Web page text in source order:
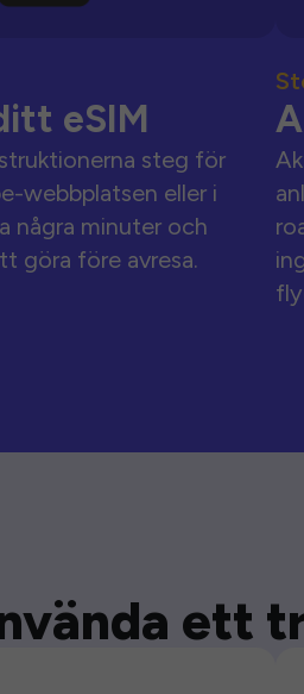
eSIM
steg för
webbplatsen eller i
några minuter och
göra före avresa.
ett